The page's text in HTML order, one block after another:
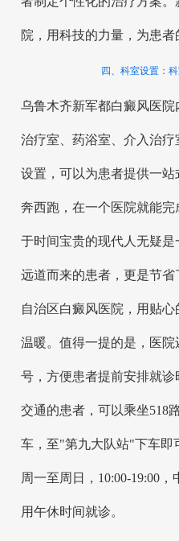
院，用科技的力量，为患者
四、科室设置：
乌鲁木齐新军都白癜风医
治疗室、药浴室、介入治
设置，可以为患者提供一
奔西跑，在一个医院就能
于时间宝贵的现代人无疑
远道而来的患者，更是节
自治区白癜风医院，用贴
温暖。值得一提的是，医
号，方便患者提前安排就
交通的患者，可以乘坐518
车，至"第九大队站"下车即
周一至周日，10:00-19:00
用午休时间就诊。